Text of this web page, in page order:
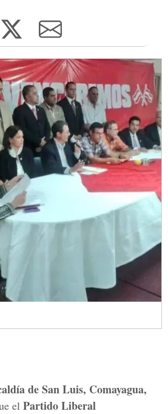
de San Luis, Comayagua,
el Partido Liberal